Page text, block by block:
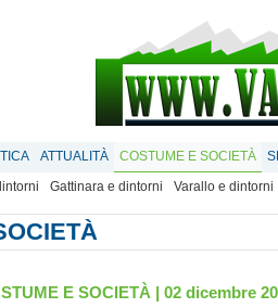
ATTUALITÀ COSTUME E SOCIETÀ
Gattinara e dintorni Varallo e dintorni
E SOCIETÀ | 02 dicembre